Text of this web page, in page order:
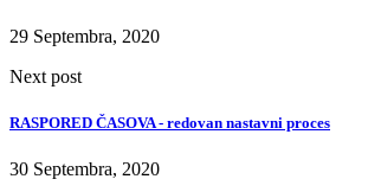
29 Septembra, 2020
Next post
RASPORED ČASOVA - redovan nastavni proces
30 Septembra, 2020